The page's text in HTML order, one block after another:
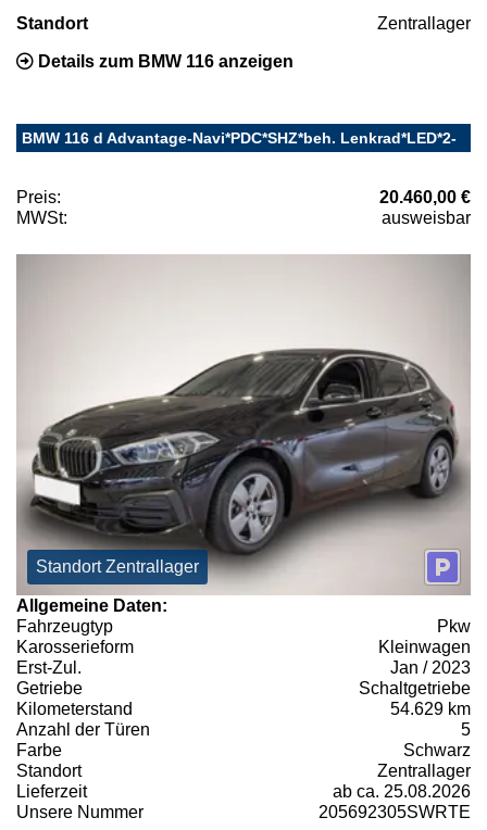
Standort Zentrallager
Details zum BMW 116 anzeigen
BMW 116 d Advantage-Navi*PDC*SHZ*beh. Lenkrad*LED*2-
Preis:
20.460,00 €
MWSt:
ausweisbar
Standort Zentrallager
Allgemeine Daten:
Fahrzeugtyp
Pkw
Karosserieform
Kleinwagen
Erst-Zul.
Jan / 2023
Getriebe
Schaltgetriebe
Kilometerstand
54.629 km
Anzahl der Türen
5
Farbe
Schwarz
Standort
Zentrallager
Lieferzeit
ab ca. 25.08.2026
Unsere Nummer
205692305SWRTE